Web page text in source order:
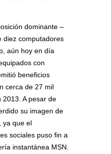
dominante –
diez computadores
aún hoy en día
con
beneficios
cerca de 27 mil
2013. A pesar de
su imagen de
ya que el
sociales puso fin a
instantánea MSN.